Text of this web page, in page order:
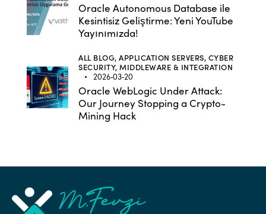
Oracle Autonomous Database ile
Kesintisiz Geliştirme: Yeni YouTube
Yayınımızda!
ALL BLOG, APPLICATION SERVERS, CYBER
SECURITY, MIDDLEWARE & INTEGRATION
2026-03-20
Oracle WebLogic Under Attack:
Our Journey Stopping a Crypto-
Mining Hack